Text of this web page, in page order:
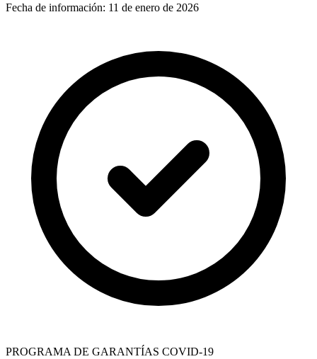
Fecha de información: 11 de enero de 2026
PROGRAMA DE GARANTÍAS COVID-19